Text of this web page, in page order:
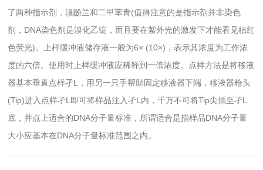
了两种指示剂，溴酚兰和二甲苯青(值得注意的是指示剂并非染色
剂，DNA染色剂是溴化乙锭，而且要在紫外光的激发下才能看见桔红
色荧光)。上样缓冲液储存液一般为6× (10×)，表示其浓度为工作浓
度的六倍。使用时上样缓冲液应稀释到一倍浓度。点样方法是将移液
器基本垂直点样孑L，用另一只手帮助固定移液器下端，移液器枪头
(Tip)进入点样孑L即可将样品注入孑L内，千万不可将Tip尖插至孑L
底，并点上适合的DNA分子量标准，所谓适合是指样品DNA分子量
大小应基本在DNA分子量标准范围之内。